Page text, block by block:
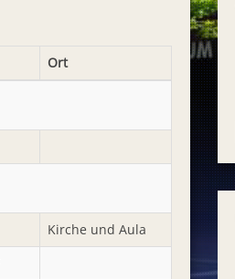
Ort
Kirche und Aula